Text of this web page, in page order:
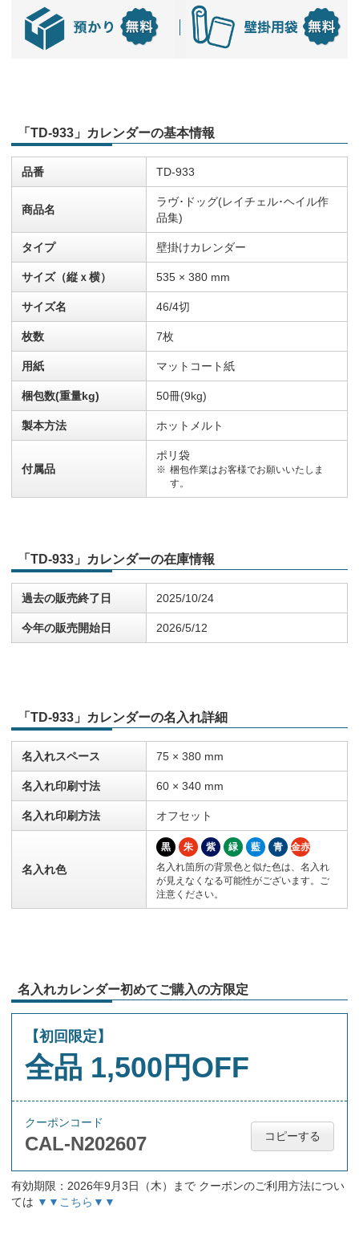
「TD-933」カレンダーの基本情報
品番 TD-933
商品名
ラヴ･ドッグ(レイチェル･ヘイル作
品集)
タイプ 壁掛けカレンダー
サイズ（縦ｘ横） 535 × 380 mm
サイズ名 46/4切
枚数 7枚
用紙 マットコート紙
梱包数(重量kg) 50冊(9kg)
製本方法 ホットメルト
付属品
ポリ袋
梱包作業はお客様でお願いいたしま
す。
「TD-933」カレンダーの在庫情報
過去の販売終了日 2025/10/24
今年の販売開始日 2026/5/12
「TD-933」カレンダーの名入れ詳細
名入れスペース 75 × 380 mm
名入れ印刷寸法 60 × 340 mm
名入れ印刷方法 オフセット
名入れ色
黒 朱 紫 緑 藍 青
金赤
名入れ箇所の背景色と似た色は、名入れ
が見えなくなる可能性がございます。ご
注意ください。
名入れカレンダー初めてご購入の方限定
【初回限定】
全品 1,500円OFF
クーポンコード
CAL-N202607 コピーする
有効期限：2026年9月3日（木）まで クーポンのご利用方法につい
ては ▼▼こちら▼▼